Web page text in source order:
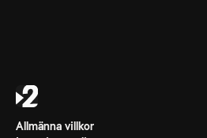
Allmänna villkor